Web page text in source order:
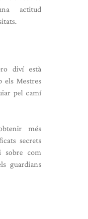
actitud
diví està
els Mestres
pel camí
més
secrets
sobre com
guardians